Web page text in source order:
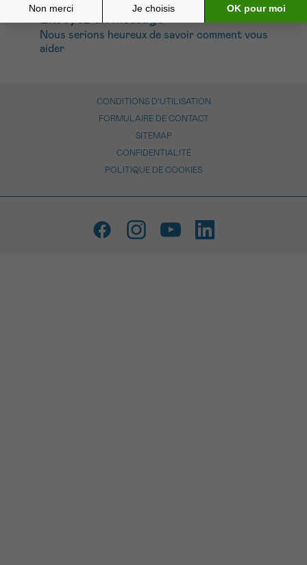
Nous serions heureux de savoir comment vous
aider
CONDITIONS D’UTILISATION
FORMULAIRE DE CONTACT
SITEMAP
CONFIDENTIALITÉ
POLITIQUE DE COOKIES